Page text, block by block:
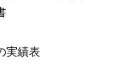
実績表